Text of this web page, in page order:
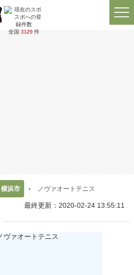
全国3129件
横浜市 ノヴァオートテニス
最終更新：2020-02-24 13:55:11